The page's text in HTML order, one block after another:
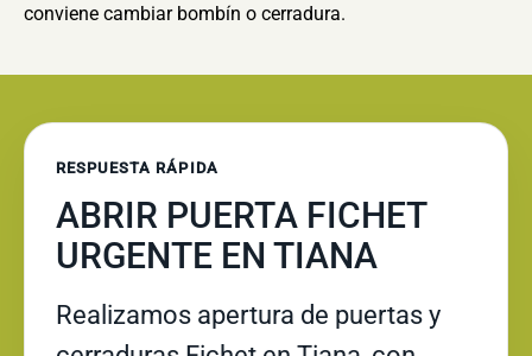
conviene cambiar bombín o cerradura.
RESPUESTA RÁPIDA
ABRIR PUERTA FICHET
URGENTE EN TIANA
Realizamos apertura de puertas y